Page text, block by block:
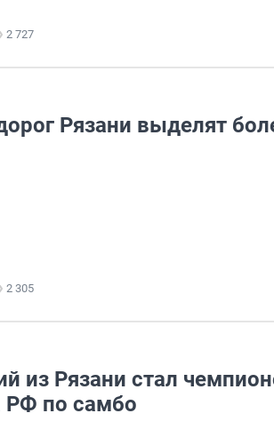
2 727
Рязани выделят
2 305
из Рязани стал
РФ по самбо